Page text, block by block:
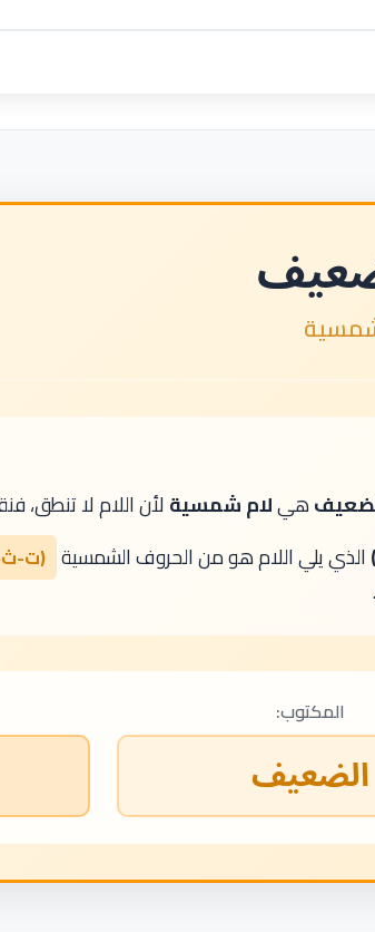
هيلام شمسية لأن اللام لا تنطق،
الذي يلي اللام هو من الحروف الشمسية (ت-
المكتوب:
الضعيف